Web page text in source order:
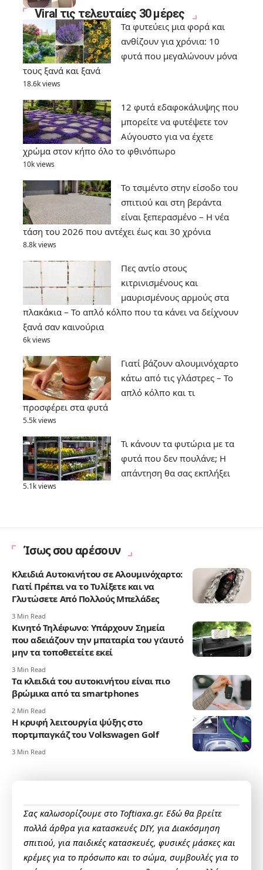
Viral τις τελευταίες 30 μέρες
Τα φυτεύεις μια φορά και
ανθίζουν για χρόνια: 10
φυτά που μεγαλώνουν μόνα
τους ξανά και ξανά
18.6k views
12 φυτά εδαφοκάλυψης που
μπορείτε να φυτέψετε τον
Αύγουστο για να έχετε
χρώμα στον κήπο όλο το φθινόπωρο
10k views
Το τσιμέντο στην είσοδο του
σπιτιού και στη βεράντα
είναι ξεπερασμένο – Η νέα
τάση του 2026 που αντέχει έως και 30 χρόνια
8.8k views
Πες αντίο στους
κιτρινισμένους και
μαυρισμένους αρμούς στα
πλακάκια – Το απλό κόλπο που τα κάνει να δείχνουν
ξανά σαν καινούρια
6k views
Γιατί βάζουν αλουμινόχαρτο
κάτω από τις γλάστρες – Το
απλό κόλπο και τι
προσφέρει στα φυτά
5.5k views
Τι κάνουν τα φυτώρια με τα
φυτά που δεν πουλάνε; Η
απάντηση θα σας εκπλήξει
5.1k views
Ίσως σου αρέσουν
Κλειδιά Αυτοκινήτου σε Αλουμινόχαρτο:
Γιατί Πρέπει να το Τυλίξετε και να
Γλυτώσετε Από Πολλούς Μπελάδες
3 Min Read
Κινητό Τηλέφωνο: Υπάρχουν Σημεία
που αδειάζουν την μπαταρία του γι’αυτό
μην τα τοποθετείτε εκεί
3 Min Read
Τα κλειδιά του αυτοκινήτου είναι πιο
βρώμικα από τα smartphones
2 Min Read
Η κρυφή λειτουργία ψύξης στο
πορτμπαγκάζ του Volkswagen Golf
3 Min Read
Σας καλωσορίζουμε στο Toftiaxa.gr. Εδώ θα βρείτε
πολλά άρθρα για κατασκευές DIY, για Διακόσμηση
σπιτιού, για παιδικές κατασκευές, φυσικές μάσκες και
κρέμες για το πρόσωπο και το σώμα, συμβουλές για το